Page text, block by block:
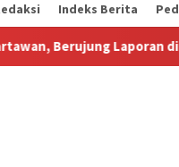
Indeks Berita
Jambi